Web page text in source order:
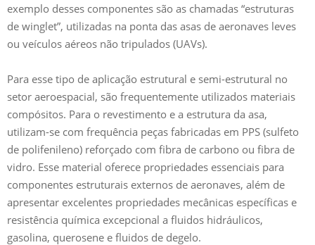
exemplo desses componentes são as chamadas “estruturas
de winglet”, utilizadas na ponta das asas de aeronaves leves
ou veículos aéreos não tripulados (UAVs).
Para esse tipo de aplicação estrutural e semi-estrutural no
setor aeroespacial, são frequentemente utilizados materiais
compósitos. Para o revestimento e a estrutura da asa,
utilizam-se com frequência peças fabricadas em PPS (sulfeto
de polifenileno) reforçado com fibra de carbono ou fibra de
vidro. Esse material oferece propriedades essenciais para
componentes estruturais externos de aeronaves, além de
apresentar excelentes propriedades mecânicas específicas e
resistência química excepcional a fluidos hidráulicos,
gasolina, querosene e fluidos de degelo.